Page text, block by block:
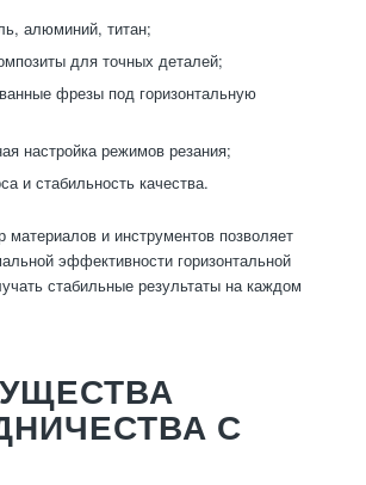
алюминий, титан;
для точных деталей;
фрезы под горизонтальную
настройка режимов резания;
и стабильность качества.
материалов и инструментов позволяет
эффективности горизонтальной
стабильные результаты на каждом
С